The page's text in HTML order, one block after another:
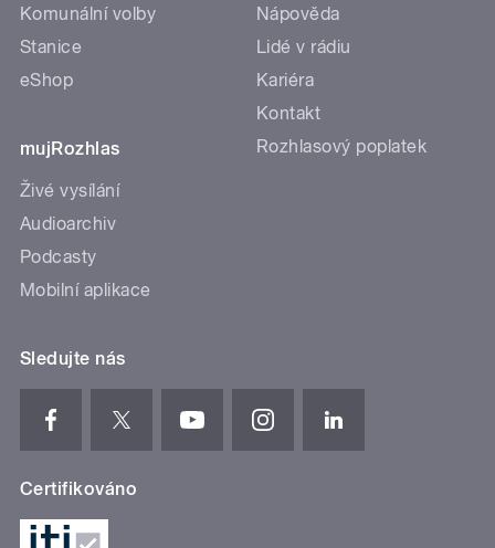
Komunální volby
Stanice
eShop
mujRozhlas
Živé vysílání
Audioarchiv
Podcasty
Mobilní aplikace
Nápověda
Lidé v rádiu
Kariéra
Kontakt
Rozhlasový poplatek
Sledujte nás
Certifikováno